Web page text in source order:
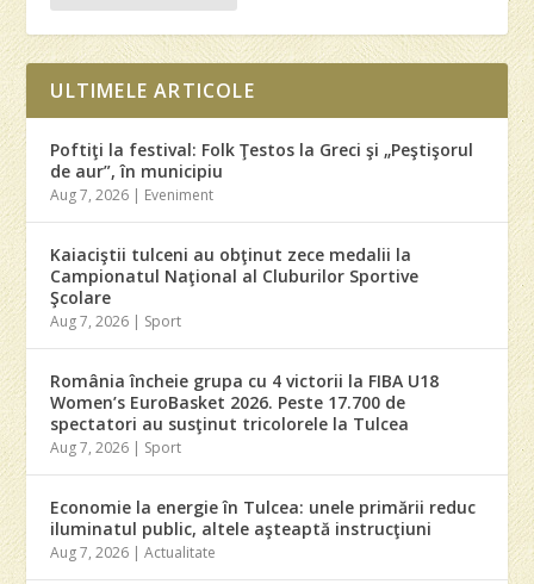
ULTIMELE ARTICOLE
Poftiţi la festival: Folk Ţestos la Greci şi „Peştişorul
de aur”, în municipiu
Aug 7, 2026 | Eveniment
Kaiaciştii tulceni au obţinut zece medalii la
Campionatul Naţional al Cluburilor Sportive
Şcolare
Aug 7, 2026 | Sport
România încheie grupa cu 4 victorii la FIBA U18
Women’s EuroBasket 2026. Peste 17.700 de
spectatori au susţinut tricolorele la Tulcea
Aug 7, 2026 | Sport
Economie la energie în Tulcea: unele primării reduc
iluminatul public, altele aşteaptă instrucţiuni
Aug 7, 2026 |Actualitate